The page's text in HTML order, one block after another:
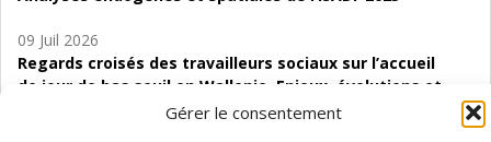
Gérer le consentement
09 Juil 2026
Regards croisés des travailleurs sociaux sur l’accueil
de jour de bas seuil en Wallonie. Enjeux, évolutions et